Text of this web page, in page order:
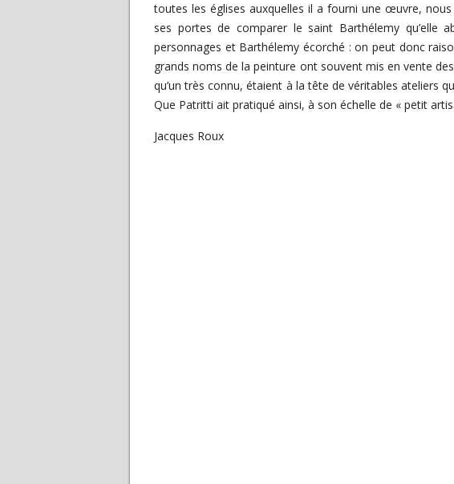
toutes les églises auxquelles il a fourni une œuvre,
ses portes de comparer le saint Barthélemy qu’elle
personnages et Barthélemy écorché : on peut donc
grands noms de la peinture ont souvent mis en vente
qu’un très connu, étaient à la tête de véritables ateliers
Que Patritti ait pratiqué ainsi, à son échelle de « petit
Jacques Roux